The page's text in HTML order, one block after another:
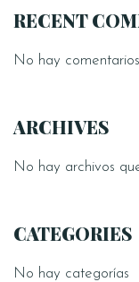
RECENT
No hay
ARCHIVES
No hay archivos
CATEGORIES
No hay categorías